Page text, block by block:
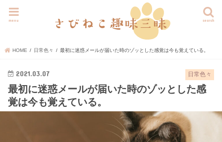
search
menu
HOME 日常色々 最初に迷惑メールが届いた時のゾッとした感覚は今も覚えている。
日常色々
2021.03.07
最初に迷惑メールが届いた時のゾッとした感
覚は今も覚えている。